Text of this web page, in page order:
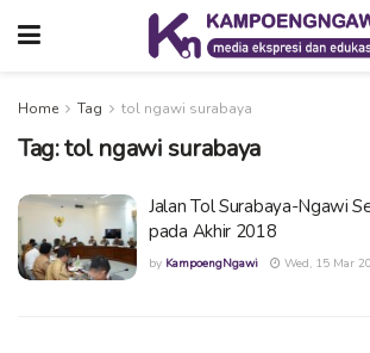
Home Tag tol ngawi surabaya
Tag:tol ngawi surabaya
Jalan Tol Surabaya-Ngawi
pada Akhir 2018
by KampoengNgawi Wed, 15 Mar